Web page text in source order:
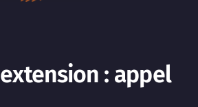
: appel